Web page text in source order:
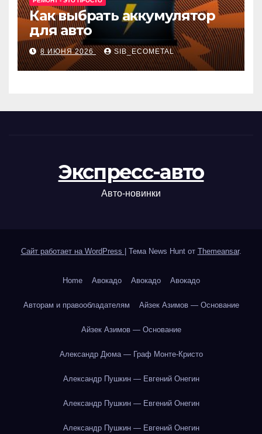
Как выбрать аккумулятор
для авто
8 ИЮНЯ 2026 SIB_ECOMETAL
Экспресс-авто
Авто-новинки
Сайт работает на WordPress Тема News Hunt от Themeansar.
Home Авокадо Авокадо Авокадо
Авторам и правообладателям Айзек Азимов — Основание
Айзек Азимов — Основание
Александр Дюма — Граф Монте-Кристо
Александр Пушкин — Евгений Онегин
Александр Пушкин — Евгений Онегин
Александр Пушкин — Евгений Онегин